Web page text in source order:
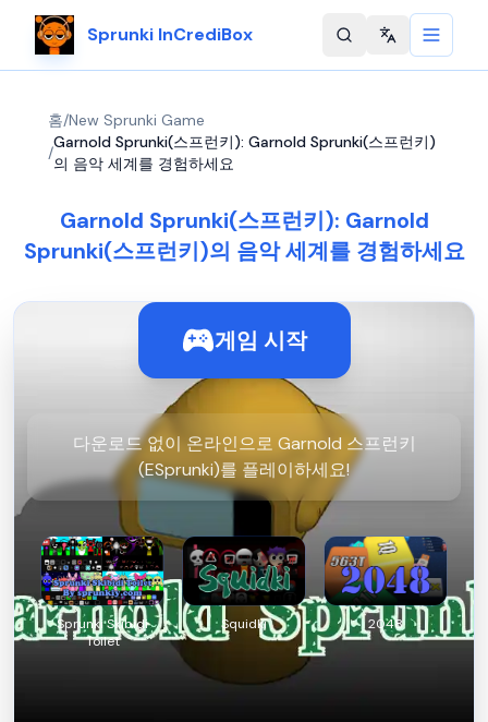
Sprunki InCrediBox Change
홈/New Sprunki Game
/
Garnold Sprunki(스프런키): Garnold Sprunki(스프런키)
의 음악 세계를 경험하세요
Garnold Sprunki(스프런키): Garnold
Sprunki(스프런키)의 음악 세계를 경험하세요
게임 시작
다운로드 없이 온라인으로 Garnold 스프런키
(ESprunki)를 플레이하세요!
Sprunki Skibidi
Toilet
Squidki 2048